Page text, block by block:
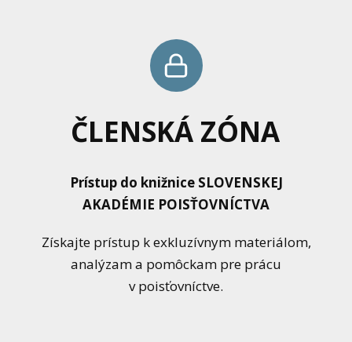
ČLENSKÁ ZÓNA
Prístup do knižnice SLOVENSKEJ
AKADÉMIE POISŤOVNÍCTVA
Získajte prístup k exkluzívnym materiálom,
analýzam a pomôckam pre prácu
v poisťovníctve.